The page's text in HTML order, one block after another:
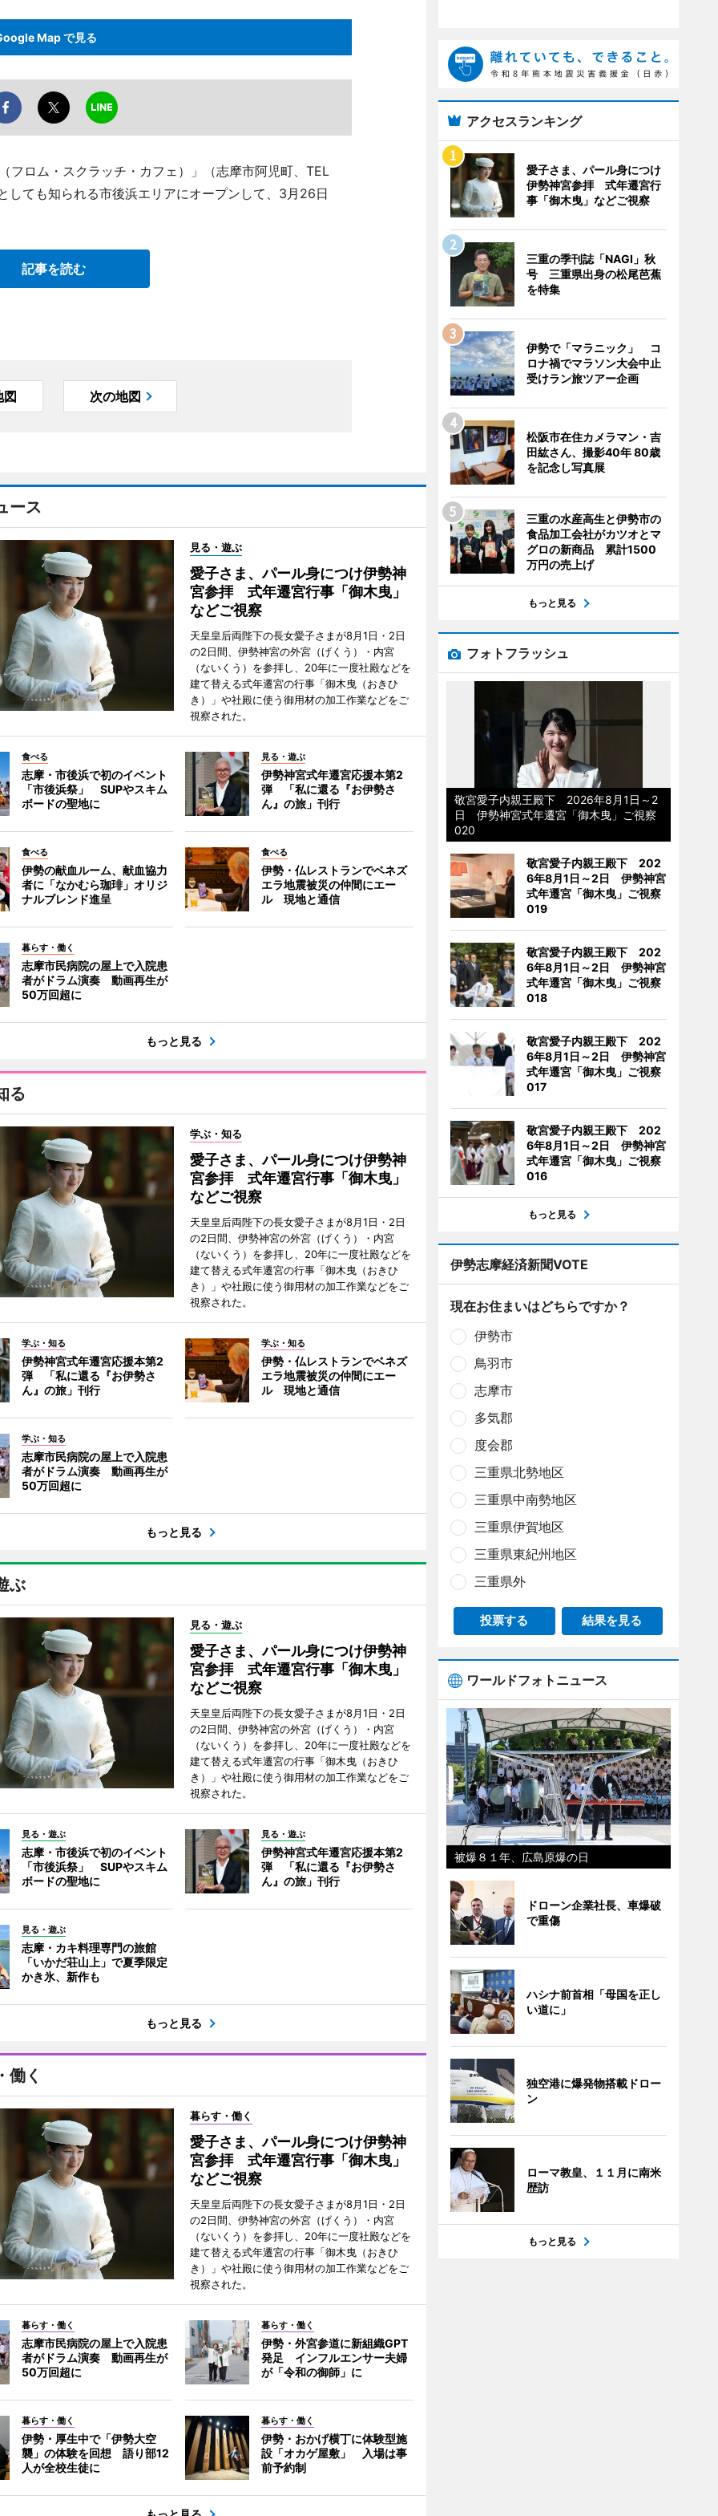
Map で見る
ロム・スクラッチ・カフェ）」（志摩市阿児町、TEL
ても知られる市後浜エリアにオープンして、3月26日
記事を読む
図 次の地図
ース
見る・遊ぶ
愛子さま、パール身につけ伊勢神
宮参拝 式年遷宮行事「御木曳」
などご視察
天皇皇后両陛下の長女愛子さまが8月1日・2日
の2日間、伊勢神宮の外宮（げくう）・内宮
（ないくう）を参拝し、20年に一度社殿などを
建て替える式年遷宮の行事「御木曳（おきひ
き）」や社殿に使う御用材の加工作業などをご
視察された。
食べる
志摩・市後浜で初のイベント
「市後浜祭」 SUPやスキム
ボードの聖地に
見る・遊ぶ
伊勢神宮式年遷宮応援本第2
弾 「私に還る『お伊勢さ
ん』の旅」刊行
食べる
伊勢の献血ルーム、献血協力
者に「なかむら珈琲」オリジ
ナルブレンド進呈
食べる
伊勢・仏レストランでベネズ
エラ地震被災の仲間にエー
ル 現地と通信
暮らす・働く
志摩市民病院の屋上で入院患
者がドラム演奏 動画再生が
50万回超に
もっと見る
る
学ぶ・知る
愛子さま、パール身につけ伊勢神
宮参拝 式年遷宮行事「御木曳」
などご視察
天皇皇后両陛下の長女愛子さまが8月1日・2日
の2日間、伊勢神宮の外宮（げくう）・内宮
（ないくう）を参拝し、20年に一度社殿などを
建て替える式年遷宮の行事「御木曳（おきひ
き）」や社殿に使う御用材の加工作業などをご
視察された。
学ぶ・知る
伊勢神宮式年遷宮応援本第2
弾 「私に還る『お伊勢さ
ん』の旅」刊行
学ぶ・知る
伊勢・仏レストランでベネズ
エラ地震被災の仲間にエー
ル 現地と通信
学ぶ・知る
志摩市民病院の屋上で入院患
者がドラム演奏 動画再生が
50万回超に
もっと見る
ぶ
見る・遊ぶ
愛子さま、パール身につけ伊勢神
宮参拝 式年遷宮行事「御木曳」
などご視察
天皇皇后両陛下の長女愛子さまが8月1日・2日
の2日間、伊勢神宮の外宮（げくう）・内宮
（ないくう）を参拝し、20年に一度社殿などを
建て替える式年遷宮の行事「御木曳（おきひ
き）」や社殿に使う御用材の加工作業などをご
視察された。
見る・遊ぶ
志摩・市後浜で初のイベント
「市後浜祭」 SUPやスキム
ボードの聖地に
見る・遊ぶ
伊勢神宮式年遷宮応援本第2
弾 「私に還る『お伊勢さ
ん』の旅」刊行
見る・遊ぶ
志摩・カキ料理専門の旅館
「いかだ荘山上」で夏季限定
かき氷、新作も
もっと見る
働く
暮らす・働く
愛子さま、パール身につけ伊勢神
宮参拝 式年遷宮行事「御木曳」
などご視察
天皇皇后両陛下の長女愛子さまが8月1日・2日
の2日間、伊勢神宮の外宮（げくう）・内宮
（ないくう）を参拝し、20年に一度社殿などを
建て替える式年遷宮の行事「御木曳（おきひ
き）」や社殿に使う御用材の加工作業などをご
視察された。
暮らす・働く
志摩市民病院の屋上で入院患
者がドラム演奏 動画再生が
50万回超に
暮らす・働く
伊勢・外宮参道に新組織GPT
発足 インフルエンサー夫婦
が「令和の御師」に
暮らす・働く
伊勢・厚生中で「伊勢大空
襲」の体験を回想 語り部12
人が全校生徒に
暮らす・働く
伊勢・おかげ横丁に体験型施
設「オカゲ屋敷」 入場は事
前予約制
アクセスランキング
愛子さま、パール身につけ
伊勢神宮参拝 式年遷宮行
事「御木曳」などご視察
三重の季刊誌「NAGI」秋
号 三重県出身の松尾芭蕉
を特集
伊勢で「マラニック」 コ
ロナ禍でマラソン大会中止
受けラン旅ツアー企画
松阪市在住カメラマン・吉
田紘さん、撮影40年 80歳
を記念し写真展
三重の水産高生と伊勢市の
食品加工会社がカツオとマ
グロの新商品 累計1500
万円の売上げ
もっと見る
フォトフラッシュ
敬宮愛子内親王殿下 2026年8月1日～2
日 伊勢神宮式年遷宮「御木曳」ご視察
020
敬宮愛子内親王殿下 202
6年8月1日～2日 伊勢神宮
式年遷宮「御木曳」ご視察
019
敬宮愛子内親王殿下 202
6年8月1日～2日 伊勢神宮
式年遷宮「御木曳」ご視察
018
敬宮愛子内親王殿下 202
6年8月1日～2日 伊勢神宮
式年遷宮「御木曳」ご視察
017
敬宮愛子内親王殿下 202
6年8月1日～2日 伊勢神宮
式年遷宮「御木曳」ご視察
016
もっと見る
伊勢志摩経済新聞VOTE
現在お住まいはどちらですか？
伊勢市
鳥羽市
志摩市
多気郡
度会郡
三重県北勢地区
三重県中南勢地区
三重県伊賀地区
三重県東紀州地区
三重県外
投票する 結果を見る
ワールドフォトニュース
被爆８１年、広島原爆の日
ドローン企業社長、車爆破
で重傷
ハシナ前首相「母国を正し
い道に」
独空港に爆発物搭載ドロー
ン
ローマ教皇、１１月に南米
歴訪
もっと見る